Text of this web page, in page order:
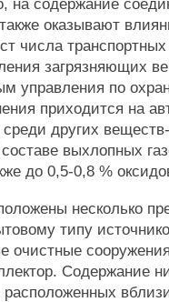
содержание
оказывают
числа
загрязняющих
управления по
приходится на
других
выхлопных
до 0,5-0,8 %
несколько
типу
очистные
Содержание
расположенных